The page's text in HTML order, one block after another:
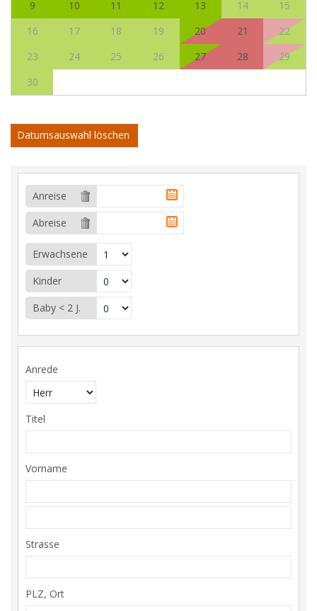
9
10 11 12 13 14
15
16
17 18 19 20 21
22
23
24 25 26 27 28
29
30
Datumsauswahl löschen
Anreise
Abreise
Erwachsene
Kinder
Baby < 2 J.
Anrede
Titel
Vorname
Strasse
PLZ, Ort